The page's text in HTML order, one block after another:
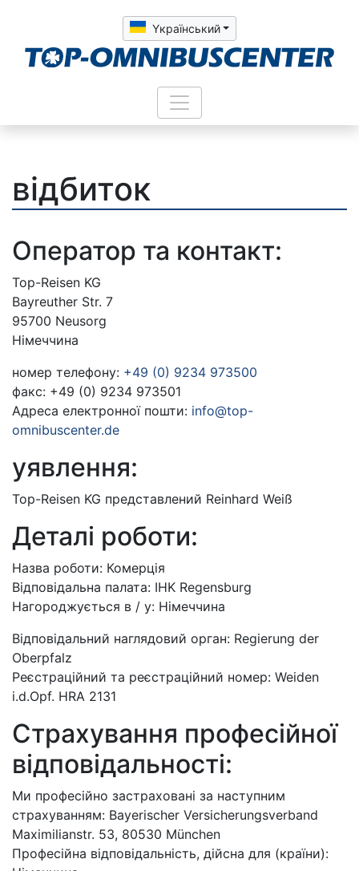
Yкраїнський
відбиток
Оператор та контакт:
Top-Reisen KG
Bayreuther Str. 7
95700 Neusorg
Німеччина
номер телефону: +49 (0) 9234 973500
факс: +49 (0) 9234 973501
Адреса електронної пошти: info@top-
omnibuscenter.de
уявлення:
Top-Reisen KG представлений Reinhard Weiß
Деталі роботи:
Назва роботи: Комерція
Відповідальна палата: IHK Regensburg
Нагороджується в / у: Німеччина
Відповідальний наглядовий орган: Regierung der
Oberpfalz
Реєстраційний та реєстраційний номер: Weiden
i.d.Opf. HRA 2131
Страхування професійної
відповідальності:
Ми професійно застраховані за наступним
страхуванням: Bayerischer Versicherungsverband
Maximilianstr. 53, 80530 München
Професійна відповідальність, дійсна для (країни):